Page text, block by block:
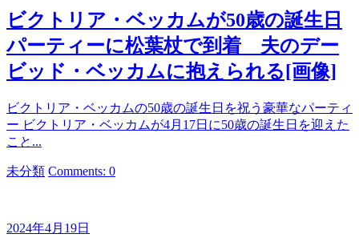
ビクトリア・ベッカムが50歳の誕生日
パーティーに松葉杖で到着 夫のデー
ビッド・ベッカムに抱えられる[画像]
ビクトリア・ベッカムの50歳の誕生日を祝う豪華なパーティ
ー ビクトリア・ベッカムが4月17日に50歳の誕生日を迎えた
こと...
カ
リ
ー
未分類 Comments: 0
2024年4月19日